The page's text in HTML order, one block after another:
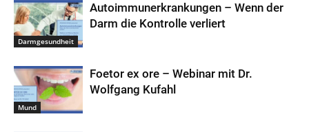
Darmgesundheit
Autoimmunerkrankungen – Wenn der
Darm die Kontrolle verliert
Mund
Foetor ex ore – Webinar mit Dr.
Wolfgang Kufahl